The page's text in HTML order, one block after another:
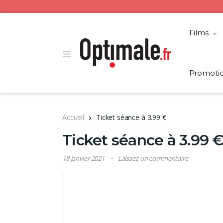
Films
Accueil Ticket séance à 3.99 €
Ticket séance à 3.99
18 janvier 2021 Laissez un commentaire